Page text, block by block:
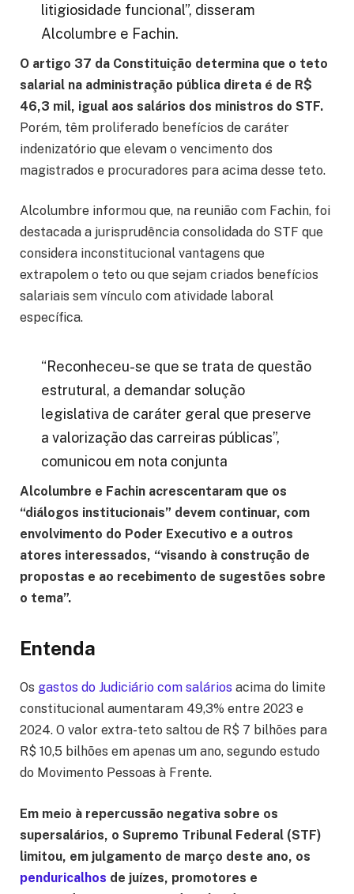
litigiosidade funcional”, disseram
Alcolumbre e Fachin.
O artigo 37 da Constituição determina que o teto
salarial na administração pública direta é de R$
46,3 mil, igual aos salários dos ministros do STF.
Porém, têm proliferado benefícios de caráter
indenizatório que elevam o vencimento dos
magistrados e procuradores para acima desse teto.
Alcolumbre informou que, na reunião com Fachin, foi
destacada a jurisprudência consolidada do STF que
considera inconstitucional vantagens que
extrapolem o teto ou que sejam criados benefícios
salariais sem vínculo com atividade laboral
específica.
“Reconheceu-se que se trata de questão
estrutural, a demandar solução
legislativa de caráter geral que preserve
a valorização das carreiras públicas”,
comunicou em nota conjunta
Alcolumbre e Fachin acrescentaram que os
“diálogos institucionais” devem continuar, com
envolvimento do Poder Executivo e a outros
atores interessados, “visando à construção de
propostas e ao recebimento de sugestões sobre
o tema”.
Entenda
Os gastos do Judiciário com salários acima do limite
constitucional aumentaram 49,3% entre 2023 e
2024. O valor extra-teto saltou de R$ 7 bilhões para
R$ 10,5 bilhões em apenas um ano, segundo estudo
do Movimento Pessoas à Frente.
Em meio à repercussão negativa sobre os
supersalários, o Supremo Tribunal Federal (STF)
limitou, em julgamento de março deste ano, os
penduricalhos de juízes, promotores e